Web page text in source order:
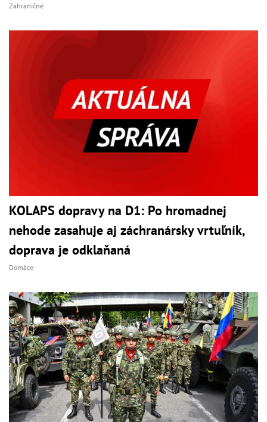
Zahraničné
KOLAPS dopravy na D1: Po hromadnej
nehode zasahuje aj záchranársky vrtuľník,
doprava je odklaňaná
Domáce